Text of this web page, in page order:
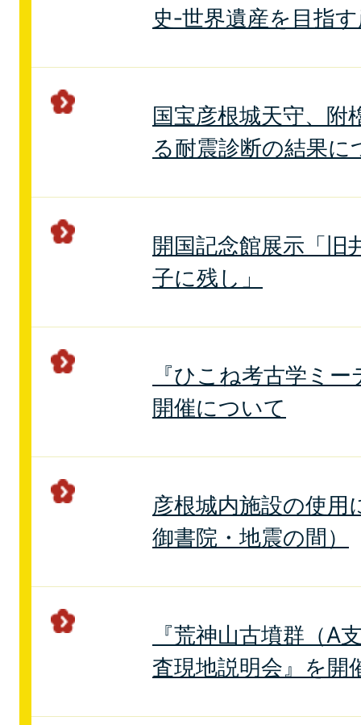
史‐世界遺産を目指
国宝彦根城天守、附
る耐震診断の結果に
開国記念館展示「旧
子に残し」
『ひこね考古学ミ
開催について
彦根城内施設の使用
御書院・地震の間）
『荒神山古墳群（A
査現地説明会』を開